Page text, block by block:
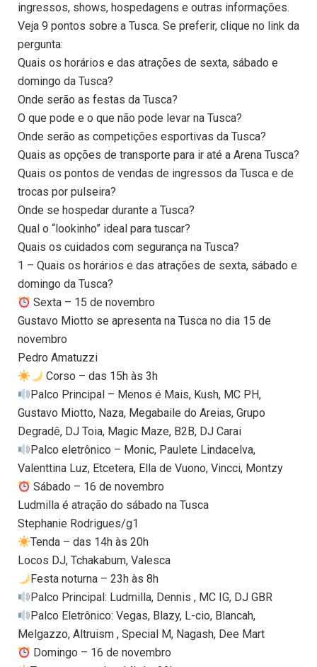
ingressos, shows, hospedagens e outras informações.
Veja 9 pontos sobre a Tusca. Se preferir, clique no link da
pergunta:
Quais os horários e das atrações de sexta, sábado e
domingo da Tusca?
Onde serão as festas da Tusca?
O que pode e o que não pode levar na Tusca?
Onde serão as competições esportivas da Tusca?
Quais as opções de transporte para ir até a Arena Tusca?
Quais os pontos de vendas de ingressos da Tusca e de
trocas por pulseira?
Onde se hospedar durante a Tusca?
Qual o “lookinho” ideal para tuscar?
Quais os cuidados com segurança na Tusca?
1 – Quais os horários e das atrações de sexta, sábado e
domingo da Tusca?
Sexta – 15 de novembro
Gustavo Miotto se apresenta na Tusca no dia 15 de
novembro
Pedro Amatuzzi
Corso – das 15h às 3h
Palco Principal – Menos é Mais, Kush, MC PH,
Gustavo Miotto, Naza, Megabaile do Areias, Grupo
Degradê, DJ Toia, Magic Maze, B2B, DJ Carai
Palco eletrônico – Monic, Paulete Lindacelva,
Valenttina Luz, Etcetera, Ella de Vuono, Vincci, Montzy
Sábado – 16 de novembro
Ludmilla é atração do sábado na Tusca
Stephanie Rodrigues/g1
Tenda – das 14h às 20h
Locos DJ, Tchakabum, Valesca
Festa noturna – 23h às 8h
Palco Principal: Ludmilla, Dennis , MC IG, DJ GBR
Palco Eletrônico: Vegas, Blazy, L-cio, Blancah,
Melgazzo, Altruism , Special M, Nagash, Dee Mart
Domingo – 16 de novembro